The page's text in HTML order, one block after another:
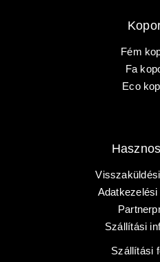
Szállítási
Szállítási
Fém
Fa
Eco
PRÉMIUM
KOPORSÓS TEMETÉS